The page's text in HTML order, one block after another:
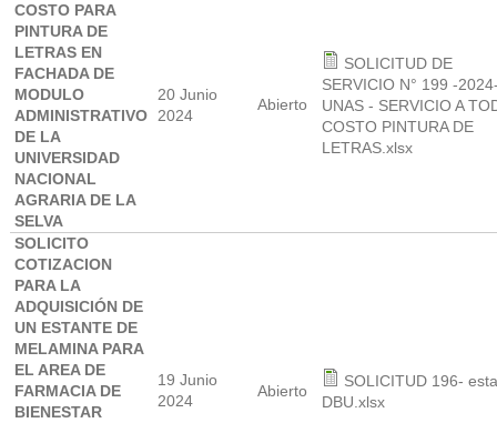
COSTO PARA
PINTURA DE
LETRAS EN
FACHADA DE
MODULO
ADMINISTRATIVO
DE LA
UNIVERSIDAD
NACIONAL
AGRARIA DE LA
SELVA
20 Junio
2024
Abierto
SOLICITUD DE
SERVICIO N° 199 -
UNAS - SERVICIO A
COSTO PINTURA DE
LETRAS.xlsx
SOLICITO
COTIZACION
PARA LA
ADQUISICIÓN DE
UN ESTANTE DE
MELAMINA PARA
EL AREA DE
FARMACIA DE
BIENESTAR
19 Junio
2024
Abierto
SOLICITUD 196-
DBU.xlsx